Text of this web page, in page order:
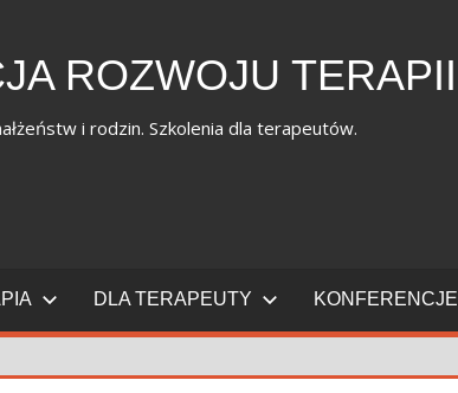
ROZWOJU
i rodzin. Szkolenia dla terapeutów.
DLA TERAPEUTY KONFERENCJE